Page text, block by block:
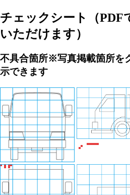
チェックシート
（
いただけます）
不具合箇所※写真掲載箇所を
示できます